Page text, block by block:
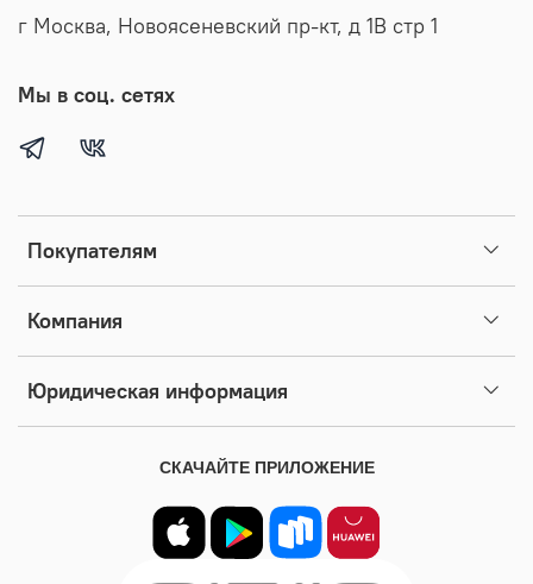
Покупателям
Компания
Юридическая информация
г Москва, Новоясеневский пр-кт, д 1В стр 1
Мы в соц. сетях
СКАЧАЙТЕ ПРИЛОЖЕНИЕ